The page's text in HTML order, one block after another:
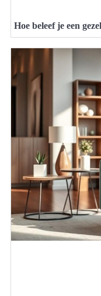
Hoe beleef je een